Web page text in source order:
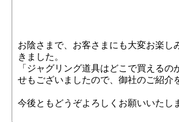
お陰さまで、お客さまにも大変お楽し
きました。
「ジャグリング道具はどこで買えるの
せもございましたので、御社のご紹介
今後ともどうぞよろしくお願いいたし